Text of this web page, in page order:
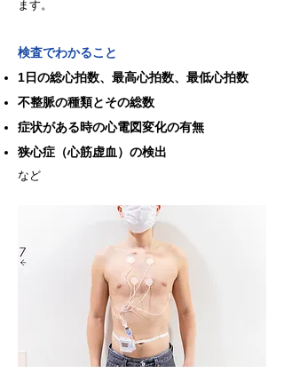
ます。
検査でわかること
1日の総心拍数、最高心拍数、最低心拍数
不整脈の種類とその総数
症状がある時の心電図変化の有無
狭心症（心筋虚血）の検出
など